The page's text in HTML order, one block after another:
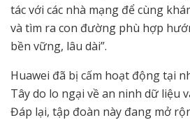
tác với các nhà mạng để cùng
và tìm ra con đường phù hợp
bền vững, lâu dài”.
Huawei đã bị cấm hoạt động tại
Tây do lo ngại về an ninh dữ liệu
Đáp lại, tập đoàn này đang mở